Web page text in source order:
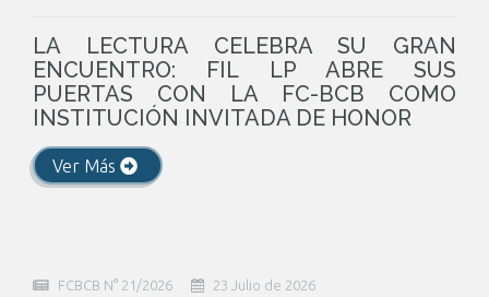
LA LECTURA CELEBRA SU GRAN
ENCUENTRO: FIL LP ABRE SUS
PUERTAS CON LA FC-BCB COMO
INSTITUCIÓN INVITADA DE HONOR
Ver Más
FCBCB N° 21/2026 23 Julio de 2026